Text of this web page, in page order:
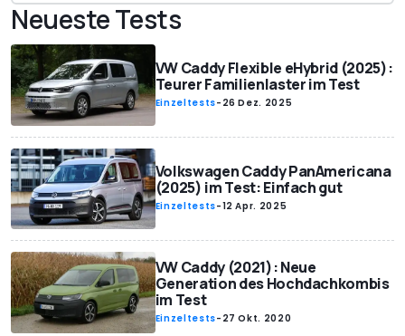
Neueste Tests
VW Caddy Flexible eHybrid (2025):
Teurer Familienlaster im Test
Einzeltests- 26 Dez. 2025
Volkswagen Caddy PanAmericana
(2025) im Test: Einfach gut
Einzeltests-12 Apr. 2025
VW Caddy (2021): Neue
Generation des Hochdachkombis
im Test
Einzeltests- 27 Okt. 2020